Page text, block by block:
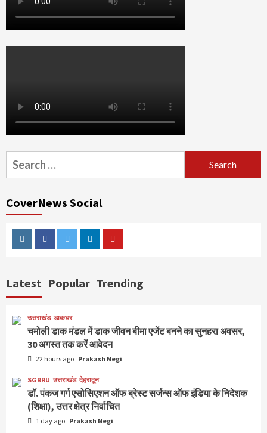
Search
for:
CoverNews Social
InstagramFacebookTwitterLinkedinYoutube
Latest Popular Trending
उत्तराखंड डाकघर
चमोली डाक मंडल में डाक जीवन बीमा एजेंट बनने का सुनहरा अवसर,
30 अगस्त तक करें आवेदन
22 hours ago Prakash Negi
SGRRU उत्तराखंड देहरादून
डॉ. पंकज गर्ग एसोसिएशन ऑफ ब्रेस्ट सर्जन्स ऑफ इंडिया के निदेशक
(शिक्षा), उत्तर क्षेत्र निर्वाचित
1 day ago Prakash Negi